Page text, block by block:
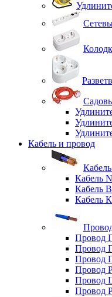
Кабель и провод
Кабель
Кабель
Кабель
Провод
Провод
Провод
Провод
Провод